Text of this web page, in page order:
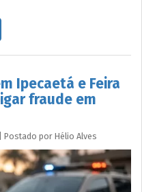
Ipecaetá e Feira
fraude em
Postado por Hélio Alves